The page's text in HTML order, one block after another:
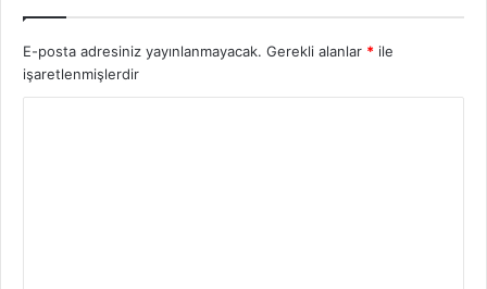
E-posta adresiniz yayınlanmayacak. Gerekli alanlar * ile
işaretlenmişlerdir